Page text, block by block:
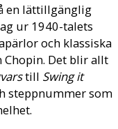
en lättillgänglig
ur 1940-talets
och klassiska
Chopin. Det blir allt
till Swing it
steppnummer som